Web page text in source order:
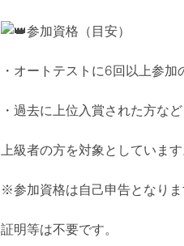
参加資格（目安）
・オートテストに6回以上参加
・過去に上位入賞された方など
上級者の方を対象としています
※参加資格は自己申告となりま
証明等は不要です。